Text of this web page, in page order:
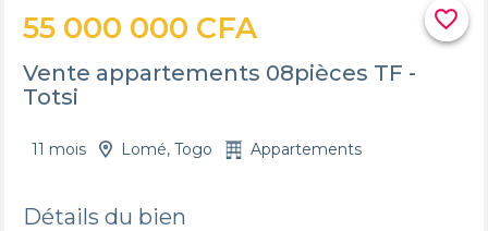
favorite_border
55 000 000 CFA
Vente appartements 08pièces TF -
Totsi
11 mois Lomé, Togo Appartements
Détails du bien